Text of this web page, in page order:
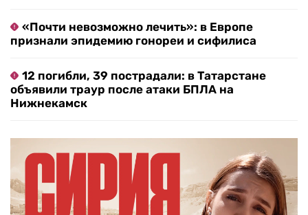
«Почти невозможно лечить»: в Европе
признали эпидемию гонореи и сифилиса
12 погибли, 39 пострадали: в Татарстане
объявили траур после атаки БПЛА на
Нижнекамск